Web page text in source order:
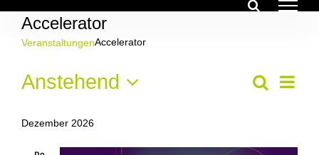
Inhalt
springen
Accelerator
VeranstaltungenAccelerator
Veranstaltungen Suche
Liste
Anstehend
wählen.
Dezember 2026